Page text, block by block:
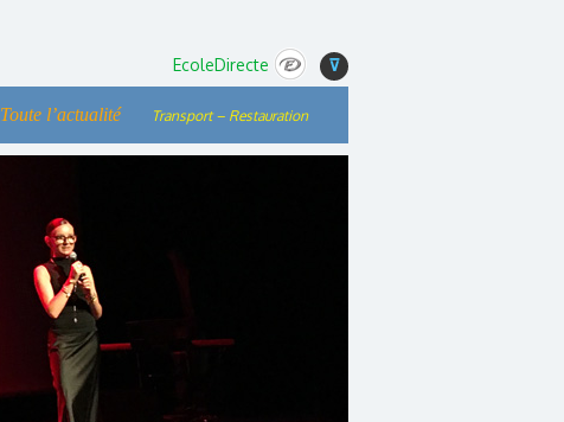
EcoleDirecte ⊽
Toute l’actualité Transport – Restauration